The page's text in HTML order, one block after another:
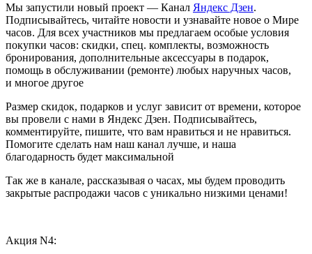
Мы запустили новый проект — Канал Яндекс Дзен.
Подписывайтесь, читайте новости и узнавайте новое о Мире
часов. Для всех участников мы предлагаем особые условия
покупки часов: скидки, спец. комплекты, возможность
бронирования, дополнительные аксессуары в подарок,
помощь в обслуживании (ремонте) любых наручных часов,
и многое другое
Размер скидок, подарков и услуг зависит от времени, которое
вы провели с нами в Яндекс Дзен. Подписывайтесь,
комментируйте, пишите, что вам нравиться и не нравиться.
Помогите сделать нам наш канал лучше, и наша
благодарность будет максимальной
Так же в канале, рассказывая о часах, мы будем проводить
закрытые распродажи часов с уникально низкими ценами!
Акция N4: